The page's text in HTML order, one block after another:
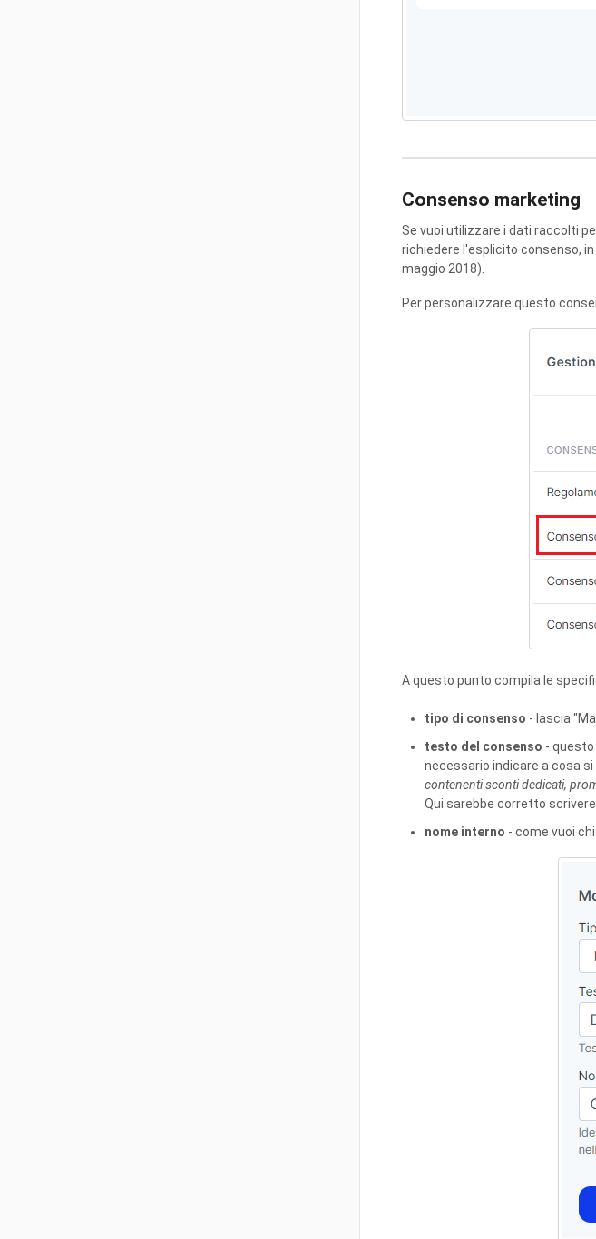
Consenso marketing
Se vuoi utilizzare i dati raccolti
richiedere l'esplicito consenso,
maggio 2018).
Per personalizzare questo
A questo punto compila le
tipo di consenso - lascia
testo del consenso -
necessario indicare a cosa
contenenti sconti dedicati,
Qui sarebbe corretto
nome interno - come vuoi